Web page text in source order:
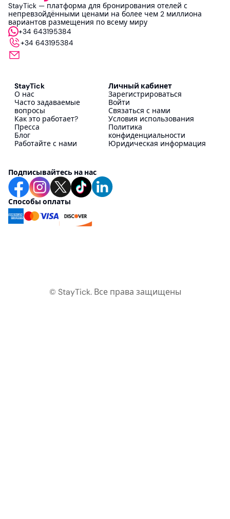
StayTick — платформа для бронирования отелей с
непревзойдёнными ценами на более чем 2 миллиона
вариантов размещения по всему миру
+34 643195384
+34 643195384
StayTick
О нас
Часто задаваемые
вопросы
Как это работает?
Пресса
Блог
Работайте с нами
Личный кабинет
Зарегистрироваться
Войти
Связаться с нами
Условия использования
Политика
конфиденциальности
Юридическая информация
Подписывайтесь на нас
Способы оплаты
© StayTick. Все права защищены